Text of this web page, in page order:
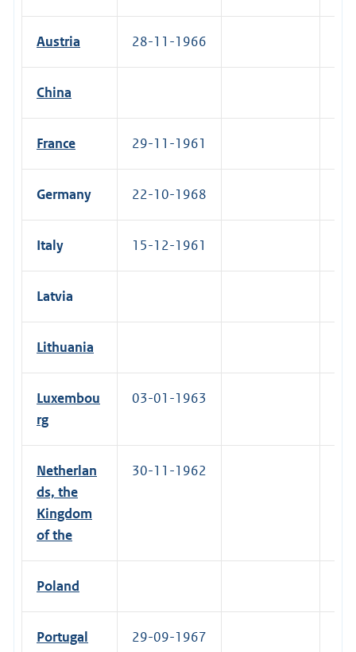
Austria 28-11-1966
China
France 29-11-1961
Germany 22-10-1968
Italy 15-12-1961
Latvia
Lithuania
Luxembou
rg
03-01-1963
Netherlan
ds, the
Kingdom
of the
30-11-1962
Poland
Portugal 29-09-1967